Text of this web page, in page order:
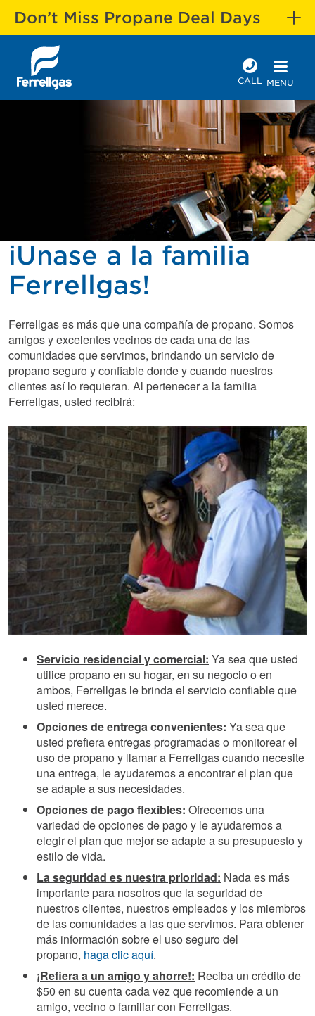
Don’t Miss Propane Deal Days
CALL MENU
iUnase a la familia
Ferrellgas!
Ferrellgas es más que una compañía de propano. Somos
amigos y excelentes vecinos de cada una de las
comunidades que servimos, brindando un servicio de
propano seguro y confiable donde y cuando nuestros
clientes así lo requieran. Al pertenecer a la familia
Ferrellgas, usted recibirá:
Servicio residencial y comercial: Ya sea que usted
utilice propano en su hogar, en su negocio o en
ambos, Ferrellgas le brinda el servicio confiable que
usted merece.
Opciones de entrega convenientes: Ya sea que
usted prefiera entregas programadas o monitorear el
uso de propano y llamar a Ferrellgas cuando necesite
una entrega, le ayudaremos a encontrar el plan que
se adapte a sus necesidades.
Opciones de pago flexibles: Ofrecemos una
variedad de opciones de pago y le ayudaremos a
elegir el plan que mejor se adapte a su presupuesto y
estilo de vida.
La seguridad es nuestra prioridad: Nada es más
importante para nosotros que la seguridad de
nuestros clientes, nuestros empleados y los miembros
de las comunidades a las que servimos. Para obtener
más información sobre el uso seguro del
propano, haga clic aquí.
¡Refiera a un amigo y ahorre!: Reciba un crédito de
$50 en su cuenta cada vez que recomiende a un
amigo, vecino o familiar con Ferrellgas.